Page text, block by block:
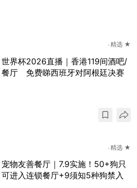
精选 ★
世界杯2026直播｜香港119间酒吧/
餐厅 免费睇西班牙对阿根廷决赛
精选 ★
宠物友善餐厅｜7.9实施！50+狗只
可进入连锁餐厅+9须知5种狗禁入